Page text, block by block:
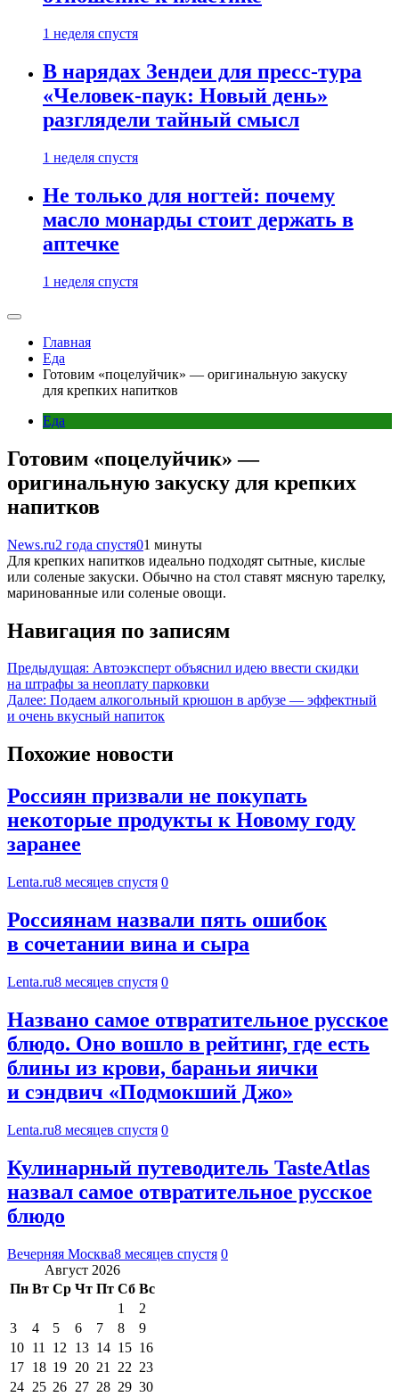
1 неделя спустя
В нарядах Зендеи для пресс-тура
«Человек-паук: Новый день»
разглядели тайный смысл
1 неделя спустя
Не только для ногтей: почему
масло монарды стоит держать в
аптечке
1 неделя спустя
Главная
Еда
Готовим «поцелуйчик» — оригинальную закуску
для крепких напитков
Еда
Готовим «поцелуйчик» —
оригинальную закуску для крепких
напитков
News.ru2 года спустя01 минуты
Для крепких напитков идеально подходят сытные, кислые
или соленые закуски. Обычно на стол ставят мясную тарелку,
маринованные или соленые овощи.
Навигация по записям
Предыдущая: Автоэксперт объяснил идею ввести скидки
на штрафы за неоплату парковки
Далее: Подаем алкогольный крюшон в арбузе — эффектный
и очень вкусный напиток
Похожие новости
Россиян призвали не покупать
некоторые продукты к Новому году
заранее
Lenta.ru8 месяцев спустя 0
Россиянам назвали пять ошибок
в сочетании вина и сыра
Lenta.ru8 месяцев спустя 0
Названо самое отвратительное русское
блюдо. Оно вошло в рейтинг, где есть
блины из крови, бараньи яички
и сэндвич «Подмокший Джо»
Lenta.ru8 месяцев спустя 0
Кулинарный путеводитель TasteAtlas
назвал самое отвратительное русское
блюдо
Вечерняя Москва8 месяцев спустя 0
Август 2026
Пн Вт Ср Чт Пт Сб Вс
1
2
3
4 5 6 7 8
9
10 11 12 13 14 15 16
17 18 19 20 21 22 23
24 25 26 27 28 29 30